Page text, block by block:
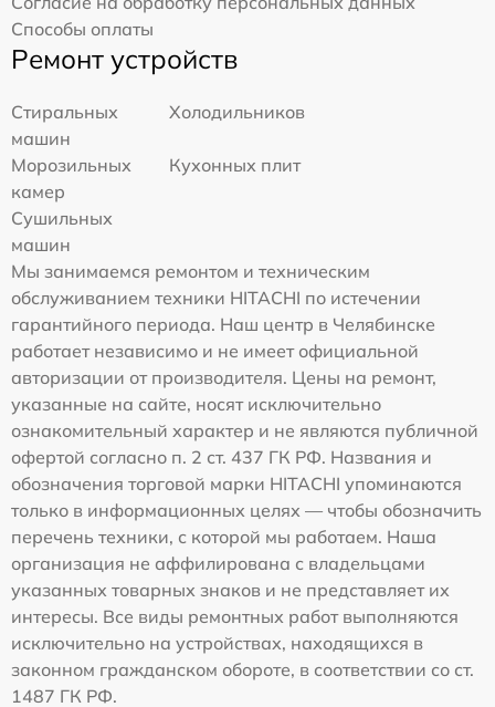
Способы оплаты
Ремонт устройств
Стиральных
машин
Холодильников
Морозильных
камер
Кухонных плит
Сушильных
машин
Мы занимаемся ремонтом и техническим
обслуживанием техники HITACHI по истечении
гарантийного периода. Наш центр в Челябинске
работает независимо и не имеет официальной
авторизации от производителя. Цены на ремонт,
указанные на сайте, носят исключительно
ознакомительный характер и не являются публичной
офертой согласно п. 2 ст. 437 ГК РФ. Названия и
обозначения торговой марки HITACHI упоминаются
только в информационных целях — чтобы обозначить
перечень техники, с которой мы работаем. Наша
организация не аффилирована с владельцами
указанных товарных знаков и не представляет их
интересы. Все виды ремонтных работ выполняются
исключительно на устройствах, находящихся в
законном гражданском обороте, в соответствии со ст.
1487 ГК РФ.